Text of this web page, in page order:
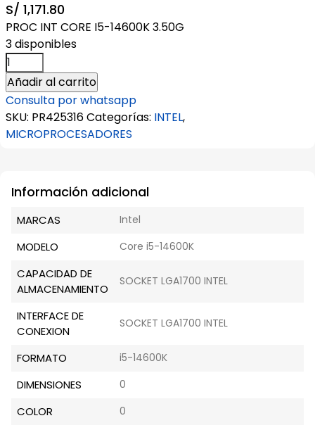
S/ 1,171.80
PROC INT CORE I5-14600K 3.50G
3 disponibles
Procesador
Intel
Core
i5-
14600K
Añadir al carrito
Consulta por whatsapp
SKU: PR425316Categorías: INTEL,
MICROPROCESADORES
Información adicional
MARCAS Intel
MODELO Core i5-14600K
CAPACIDAD DE
ALMACENAMIENTO
SOCKET LGA1700 INTEL
INTERFACE DE
CONEXION
SOCKET LGA1700 INTEL
FORMATO i5-14600K
DIMENSIONES 0
COLOR 0